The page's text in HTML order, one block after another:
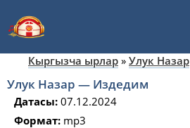
Кыргызча ырлар » Улук Назар
Улук Назар — Издедим
Датасы: 07.12.2024
Формат: mp3